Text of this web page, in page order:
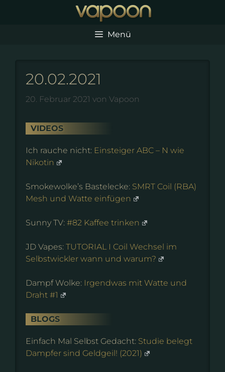
Menü
20.02.2021
20. Februar 2021 von Vapoon
VIDEOS
Ich rauche nicht: Einsteiger ABC – N wie
Nikotin
Smokewolke’s Bastelecke: SMRT Coil (RBA)
Mesh und Watte einfügen
Sunny TV: #82 Kaffee trinken
JD Vapes: TUTORIAL I Coil Wechsel im
Selbstwickler wann und warum?
Dampf Wolke: Irgendwas mit Watte und
Draht #1
BLOGS
Einfach Mal Selbst Gedacht: Studie belegt
Dampfer sind Geldgeil! (2021)